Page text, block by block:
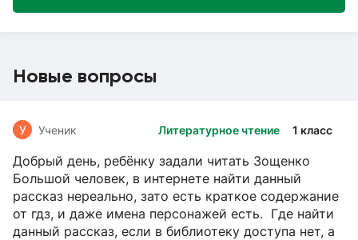
Новые вопросы
Литературное чтение 1 класс
У Ученик
Добрый день, ребёнку задали читать Зощенко
Большой человек, в интернете найти данный
рассказ нереально, зато есть краткое содержание
от гдз, и даже имена персонажей есть. Где найти
данный рассказ, если в библиотеку доступа нет, а